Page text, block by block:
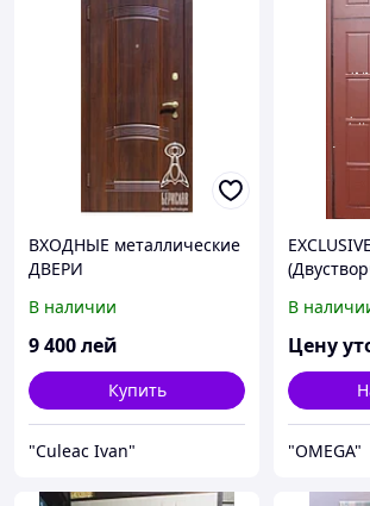
ВХОДНЫЕ металлические
ДВЕРИ
В наличии
9 400лей
Купить
"Culeac Ivan"
В
Цену
"OMEGA"